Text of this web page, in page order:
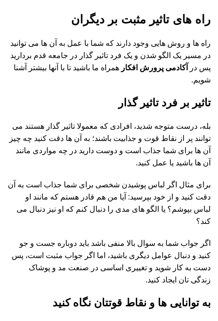
راه های تاثیر مثبت بر دیگران
راه ها و روش هایی وجود دارند که شما با عمل به آن ها می توانید
در مسیر یک الگو شدن و یک فرد تاثیر گذار در جامعه قدم بردارید
پس در
آکادمی پرورش افکار همراه ما باشید تا با آنها بیشتر آشنا
شویم.
تاثیر بر فرد تاثیر گذار
بله، درست متوجه شدید، افرادی که معمولا تاثیر گذار هستند می
توانند پر از نقاط قوت و جذابیت باشند؛ به آن ها دقت کنید چه چیز
آن ها برای شما جذاب است و دوست دارید در چه مواردی مانند
آن ها باشید یا عمل کنید.
برای مثال اگر لباس پوشیدن شخصی برای شما جذاب است به آن
دقت کنید و از خود بپرسید: آیا من هم قادر هستم که مانند او
لباس بپوشم؟ یا الگو های مدی را دنبال کنم که او نیز دنبال می
کند؟
اگر جواب شما به سوال بالا منفی باشد باید دوباره جست و جو
کنید و دنبال عوامل دیگری باشید، اما اگر جواب مثبت است، پس
دست به کار شوید و تغییری اساسی در صنعت مد و پوشاک
زندگی تان ایجاد کنید.
به توانایی ها و نقاط قوتتان نگاه کنید